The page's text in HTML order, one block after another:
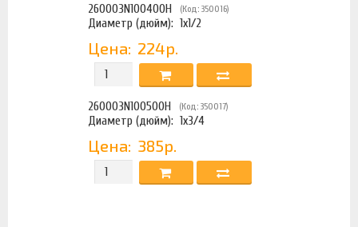
260003N100400H (Код: 350016)
Диаметр (дюйм):1х1/2
Цена: 224р.
260003N100500H (Код: 350017)
Диаметр (дюйм):1х3/4
Цена: 385р.